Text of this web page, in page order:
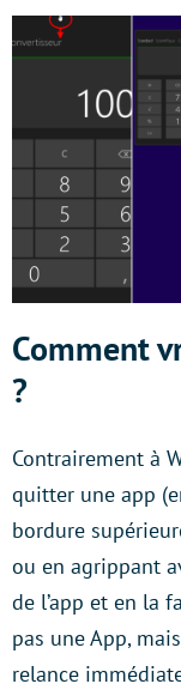
Comment
?
Contrairement à
quitter une app
bordure
ou en agrippant
de l’app et en la
pas une App,
relance